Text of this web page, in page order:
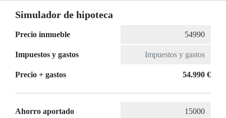
Simulador de hipoteca
Precio inmueble
Impuestos y gastos
Precio + gastos 54.990 €
Ahorro aportado